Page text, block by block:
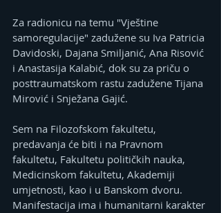
Za radionicu na temu "Vještine
samoregulacije" zadužene su Iva Patricia
Davidoski, Dajana Smiljanić, Ana Risović
i Anastasija Kalabić, dok su za priču o
posttraumatskom rastu zadužene Tijana
Mirović i Snježana Gajić.
Sem na Filozofskom fakultetu,
predavanja će biti i na Pravnom
fakultetu, Fakultetu političkih nauka,
Medicinskom fakultetu, Akademiji
umjetnosti, kao i u Banskom dvoru.
Manifestacija ima i humanitarni karakter